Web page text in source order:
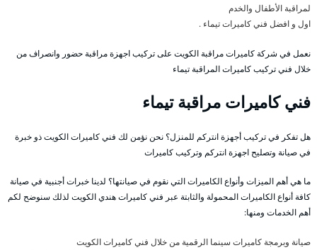
لمراقبة الأطفال والخدم
اول و افضل فني كاميرات تيماء .
نعمل في شركة كاميرات مراقبة الكويت على تركيب اجهزة مراقبة حضور وانصراف من
خلال فني تركيب كاميرات المراقبة تيماء
فني كاميرات مراقبة تيماء
هل تفكر في تركيب أجهزة انتركم للمنزل؟ نحن نؤمن لك فني كاميرات الكويت ذو خبرة
في صيانة وتصليح اجهزة انتركم وتركيب كاميرات
ما هي أهم الميزات وأنواع الكاميرات التي نقوم في صيانتها؟ لدينا خبرات أجنبية في صيانة
كافة أنواع الكاميرات المحمولة والثابتة عبر فني كاميرات هندي الكويت لذلك سنوضح لكم
أهم الخدمات ومنها:
صيانة وبرمجة كاميرات سينما الرقمية من خلال فني كاميرات الكويت